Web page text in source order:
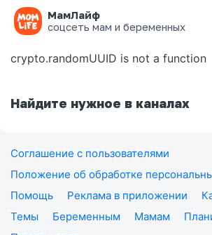
МамЛайф
соцсеть мам и беременных
Ошибка на странице
crypto.randomUUID is not a function
Найдите нужное в каналах
Соглашение с пользователями
Положение об обработке
Помощь
Реклама в приложении
Темы
Беременным Мамам